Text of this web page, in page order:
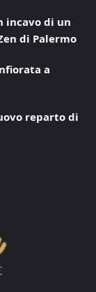
incavo di un
di Palermo
a
reparto di